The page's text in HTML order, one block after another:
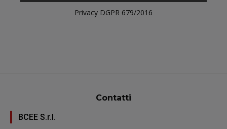
Privacy DGPR 679/2016
Contatti
BCEE S.r.l.